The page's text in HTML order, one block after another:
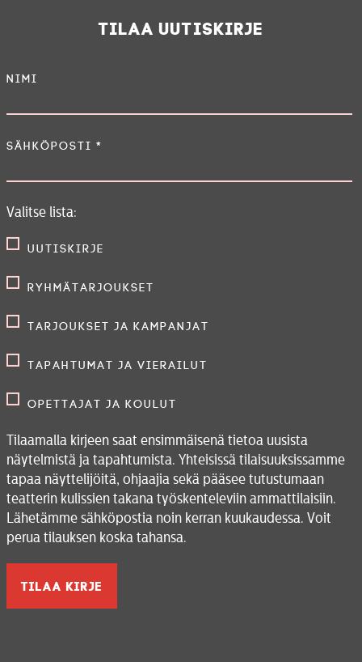
Tilaa uutiskirje
Nimi
Sähköposti *
Valitse lista:
Uutiskirje
Ryhmätarjoukset
Tarjoukset ja kampanjat
Tapahtumat ja vierailut
Opettajat ja koulut
Tilaamalla kirjeen saat ensimmäisenä tietoa uusista
näytelmistä ja tapahtumista. Yhteisissä tilaisuuksissamme
tapaa näyttelijöitä, ohjaajia sekä pääsee tutustumaan
teatterin kulissien takana työskenteleviin ammattilaisiin.
Lähetämme sähköpostia noin kerran kuukaudessa. Voit
perua tilauksen koska tahansa.